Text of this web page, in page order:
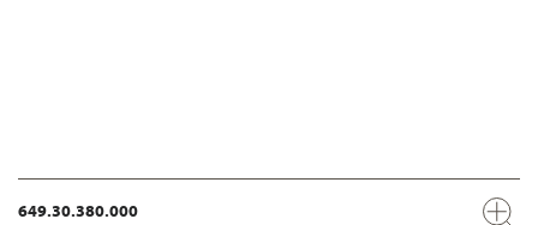
649.30.380.000